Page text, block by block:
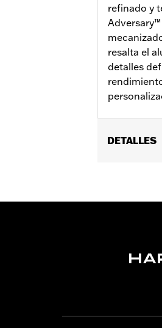
refinado y
resalta el
detalles
DETALLES
41600219 y